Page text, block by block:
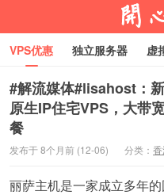
VPS优惠 独立服务器 虚
折腾VPS 真实测评
RackNerd促销套餐
#解流媒体#lisahost：
原生IP住宅VPS，大带
餐
发布于 8个月前 (12-06) 分类：
丽萨主机是一家成立多年